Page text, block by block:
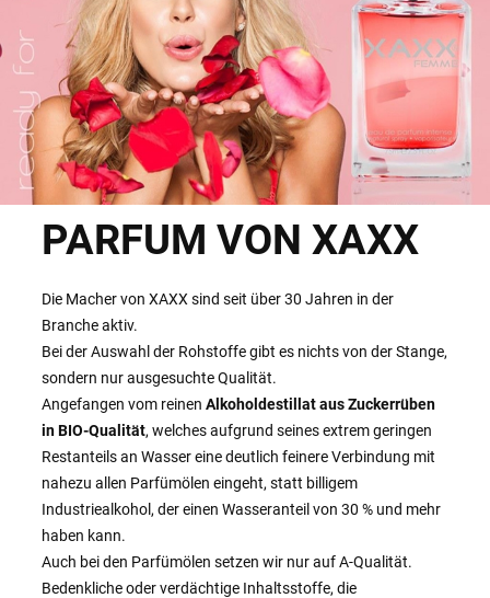
PARFUM VON XAXX
Die Macher von XAXX sind seit über 30 Jahren in der
Branche aktiv.
Bei der Auswahl der Rohstoffe gibt es nichts von der Stange,
sondern nur ausgesuchte Qualität.
Angefangen vom reinenAlkoholdestillat aus Zuckerrüben
in BIO-Qualität, welches aufgrund seines extrem geringen
Restanteils an Wasser eine deutlich feinere Verbindung mit
nahezu allen Parfümölen eingeht, statt billigem
Industriealkohol, der einen Wasseranteil von 30 % und mehr
haben kann.
Auch bei den Parfümölen setzen wir nur auf A-Qualität.
Bedenkliche oder verdächtige Inhaltsstoffe, die